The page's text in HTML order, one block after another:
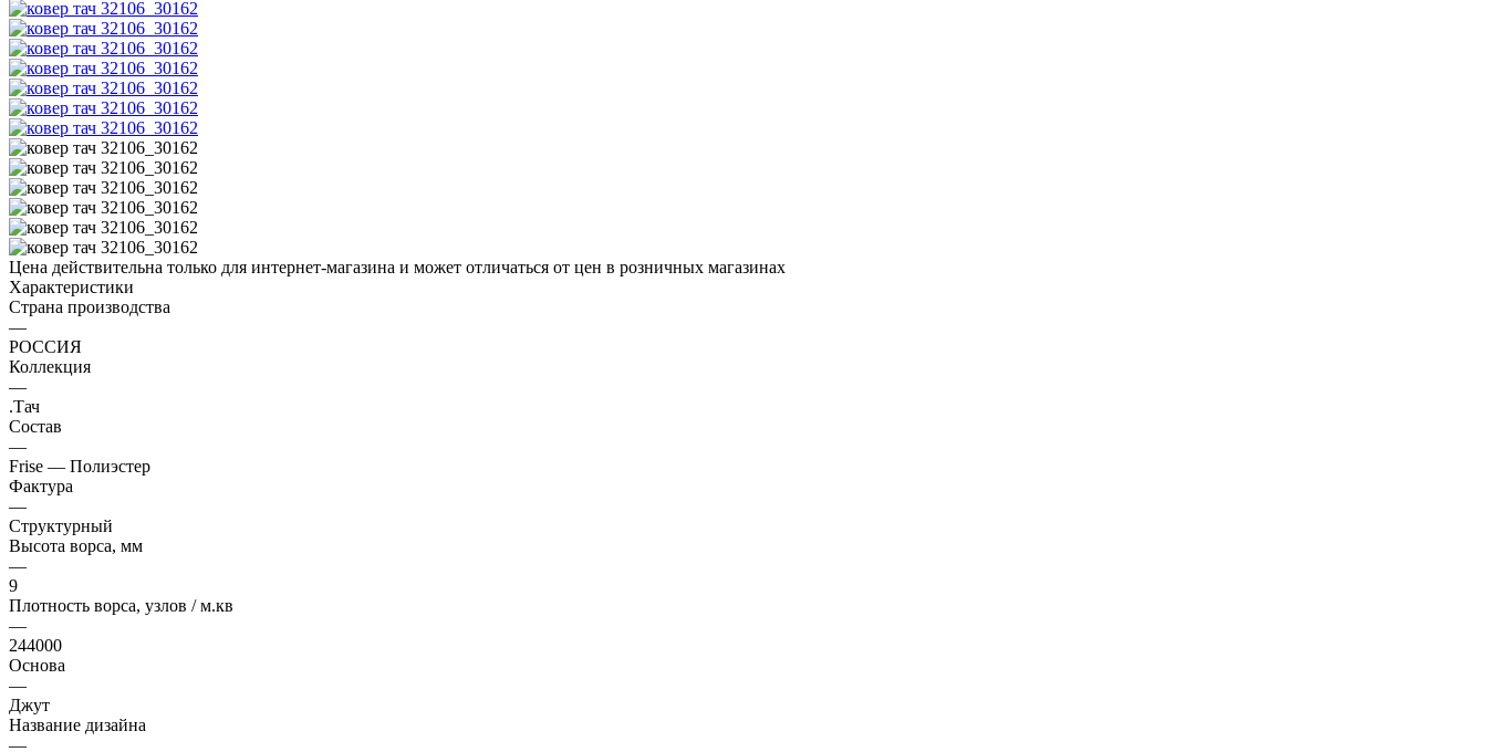
Цена действительна только для интернет-магазина и может отличаться от цен в розничных магазинах
Характеристики
Страна производства
—
РОССИЯ
Коллекция
—
.Тач
Состав
—
Frise — Полиэстер
Фактура
—
Структурный
Высота ворса, мм
—
9
Плотность ворса, узлов / м.кв
—
244000
Основа
—
Джут
Название дизайна
—